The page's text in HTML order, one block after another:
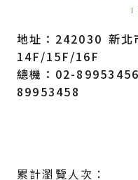
地址：242030 新北
14F/15F/16F
總機：02-
89953458
累計瀏覽人次：